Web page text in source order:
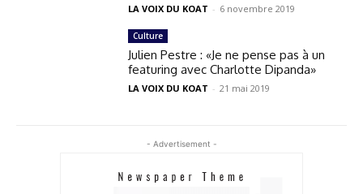
LA VOIX DU KOAT - 6 novembre 2019
Culture
Julien Pestre : «Je ne pense pas à un
featuring avec Charlotte Dipanda»
LA VOIX DU KOAT - 21 mai 2019
- Advertisement -